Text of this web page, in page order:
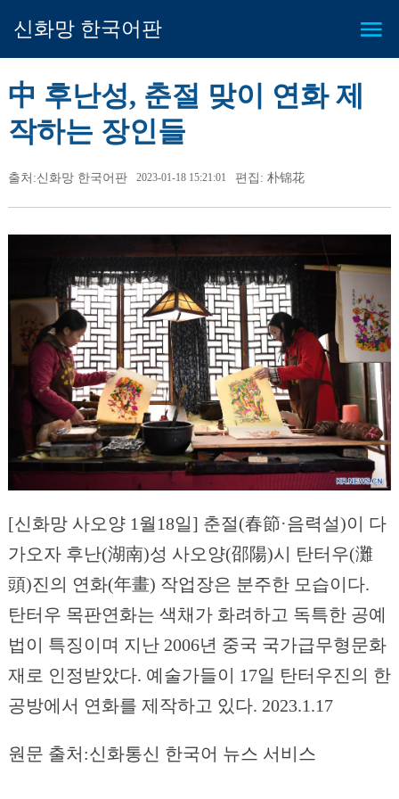
신화망 한국어판
中 후난성, 춘절 맞이 연화 제
작하는 장인들
출처:신화망 한국어판 2023-01-18 15:21:01 편집: 朴锦花
[신화망 사오양 1월18일] 춘절(春節·음력설)이 다
가오자 후난(湖南)성 사오양(邵陽)시 탄터우(灘
頭)진의 연화(年畫) 작업장은 분주한 모습이다.
탄터우 목판연화는 색채가 화려하고 독특한 공예
법이 특징이며 지난 2006년 중국 국가급무형문화
재로 인정받았다. 예술가들이 17일 탄터우진의 한
공방에서 연화를 제작하고 있다. 2023.1.17
원문 출처:신화통신 한국어 뉴스 서비스